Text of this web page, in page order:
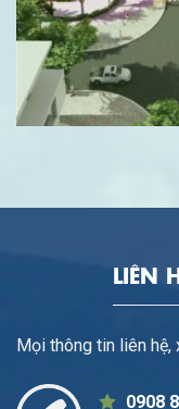
LIÊN
Mọi thông tin liên
0908